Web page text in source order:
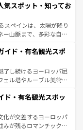
景やアマルフィ海岸の絶
光の合間には、本場の
ア料理を堪能することも
で、すべての瞬間を楽し
テンツ一覧を参照してほ
気スポット・知ってお
スペインは、太陽が降り
ー山脈まで、多彩な自然
フラメンコ、熱気あふ
生活の一部となってい
雰囲気や、バルセロナの
は古代ローマ遺跡や中世
なるスペインはその個
イド・有名観光スポ
了し続けるヨーロッパ屈
ェル塔やルーブル美術館
麗な宮殿、歴史的な大
自然が、訪れる者を心
美食の国としても知ら
文化遺産にも登録されて
ド・有名観光スポッ
化が交差するヨーロッパ
みが残るロマンチック街